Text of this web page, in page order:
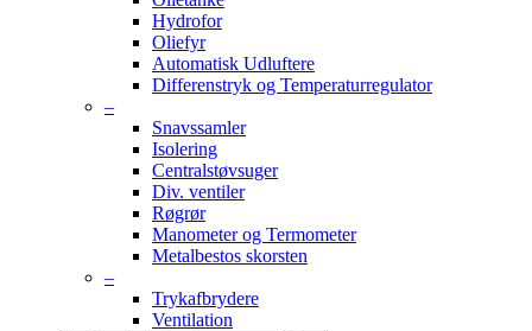
Hydrofor
Oliefyr
Automatisk Udluftere
Differenstryk og Temperaturregulator
–
Snavssamler
Isolering
Centralstøvsuger
Div. ventiler
Røgrør
Manometer og Termometer
Metalbestos skorsten
–
Trykafbrydere
Ventilation